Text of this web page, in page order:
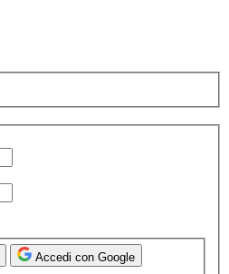
Accedi con Google